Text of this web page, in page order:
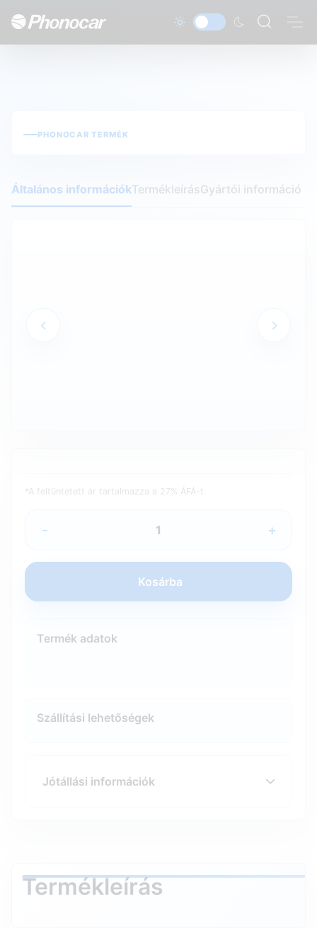
PHONOCAR TERMÉK
Általános információkTermékleírásGyártói információ
*A feltüntetett ár tartalmazza a 27% ÁFÁ-t.
- +
Kosárba
Termék adatok
Szállítási lehetőségek
Jótállási információk
Termékleírás